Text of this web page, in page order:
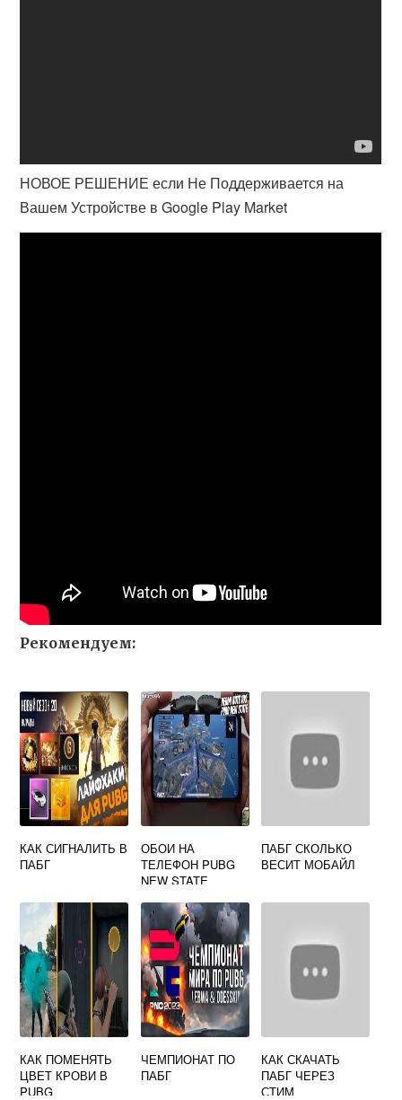
НОВОЕ РЕШЕНИЕ если Не Поддерживается на
Вашем Устройстве в Google Play Market
Рекомендуем:
КАК СИГНАЛИТЬ В
ПАБГ
ОБОИ НА
ТЕЛЕФОН PUBG
NEW STATE
ПАБГ СКОЛЬКО
ВЕСИТ МОБАЙЛ
КАК ПОМЕНЯТЬ
ЦВЕТ КРОВИ В
PUBG
ЧЕМПИОНАТ ПО
ПАБГ
КАК СКАЧАТЬ
ПАБГ ЧЕРЕЗ
СТИМ